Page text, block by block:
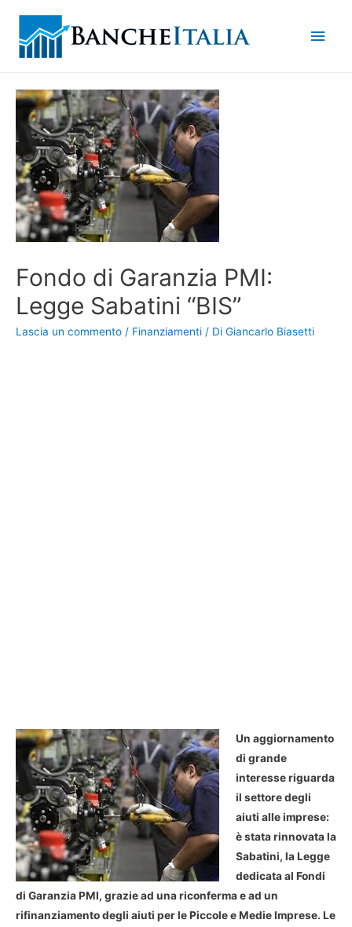
Fondo di Garanzia PMI:
Legge Sabatini “BIS”
Lascia un commento / Finanziamenti / Di Giancarlo Biasetti
Un aggiornamento
di grande
interesse riguarda
il settore degli
aiuti alle imprese:
è stata rinnovata la
Sabatini, la Legge
dedicata al Fondi
di Garanzia PMI, grazie ad una riconferma e ad un
rifinanziamento degli aiuti per le Piccole e Medie Imprese. Le